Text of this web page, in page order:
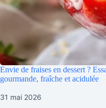
Envie de fraises en dessert ?
gourmande, fraîche et acidulée
31 mai 2026